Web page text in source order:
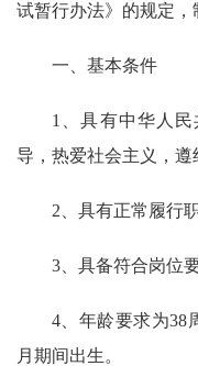
试暂行办法》的规定，
一、基本条件
1、具有中华人
导，热爱社会主义，遵
2、具有正常履行
3、具备符合岗位
4、年龄要求为38
月期间出生。